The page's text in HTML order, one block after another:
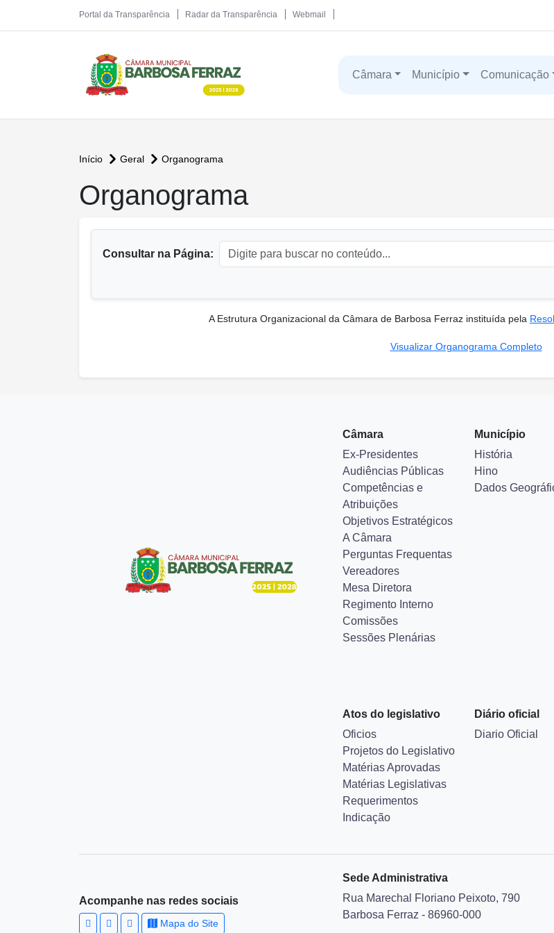
Portal da Transparência Radar da Transparência Webmail
Câmara Município Comunicação
Início Geral Organograma
conteúdo principalOrganograma
Consultar na Página:
A Estrutura Organizacional da Câmara de Barbosa Ferraz instituída pela
Visualizar Organograma Completo
Câmara
Ex-Presidentes
Audiências Públicas
Competências e
Atribuições
Objetivos Estratégicos
A Câmara
Perguntas Frequentas
Vereadores
Mesa Diretora
Regimento Interno
Comissões
Sessões Plenárias
Município
História
Hino
Dados
Atos do legislativo
Oficios
Projetos do Legislativo
Matérias Aprovadas
Matérias Legislativas
Requerimentos
Indicação
Diário oficial
Diario Oficial
Acompanhe nas redes sociais
Mapa do Site
Sede Administrativa
Rua Marechal Floriano Peixoto, 790
Barbosa Ferraz - 86960-000